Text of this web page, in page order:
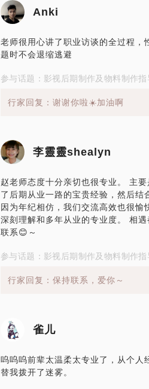
Anki
老师很用心讲了职业访谈的全过程，
题时不会退缩逃避
参与话题：影视后期制作及物料制作指
行家回复：谢谢你啦☀️加油啊
李靈靈shealyn
赵老师态度十分亲切也很专业。 主
了后期从业一路的宝贵经验，然后结
因为年纪相仿，我们交流高效也很愉
深刻理解和多年从业的专业度。 相
联系😊～
参与话题：影视后期制作及物料制作指
行家回复：保持联系，爱你～
雀儿
呜呜呜前辈太温柔太专业了，从个人
替我拨开了迷雾。